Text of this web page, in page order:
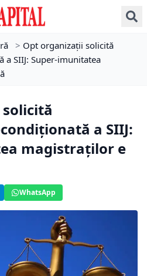
> Opt organizații solicită
SIIJ: Super-imunitatea
a SIIJ:
magistraților e
WhatsApp